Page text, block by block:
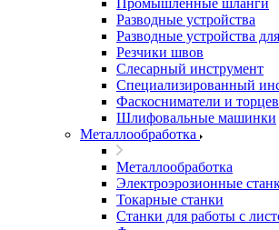
Промышленные шланги
Разводные устройства
Разводные устройства
Резчики швов
Слесарный инструмент
Специализированный
Фаскосниматели и
Шлифовальные машинки
Металлообработка
Металлообработка
Электроэрозионные
Токарные станки
Станки для работы с